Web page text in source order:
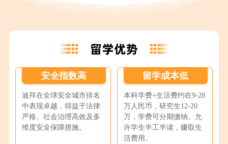
安全指数高
迪拜在全球安全城市排名
中表现卓越，得益于法律
严格、社会治理高效及多
维度安全保障措施。
留学成本低
本科学费+生活费约在9-28
万人民币，研究生12-20
万，学费可分期缴纳。允
许学生半工半读，赚取生
活费用。